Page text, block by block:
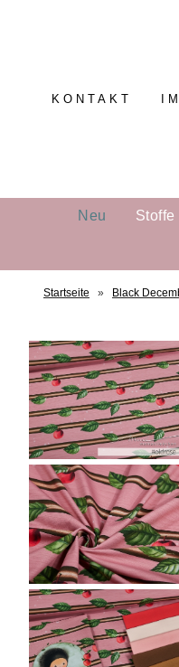
KONTAKT
Neu Stoffe
Startseite » Black